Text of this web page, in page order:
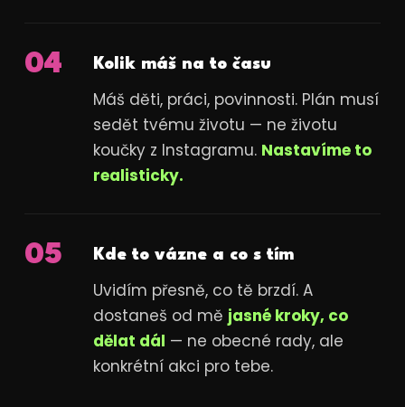
04 Kolik máš na to času
Máš děti, práci, povinnosti. Plán musí
sedět tvému životu — ne životu
koučky z Instagramu. Nastavíme to
realisticky.
05 Kde to vázne a co s tím
Uvidím přesně, co tě brzdí. A
dostaneš od mě jasné kroky, co
dělat dál — ne obecné rady, ale
konkrétní akci pro tebe.